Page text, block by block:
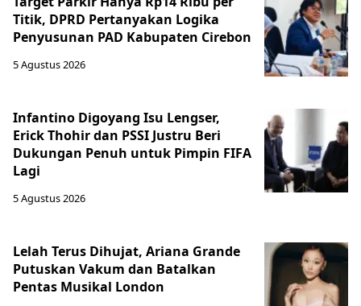
Titik, DPRD Pertanyakan Logika
Penyusunan PAD Kabupaten Cirebon
5 Agustus 2026
Infantino Digoyang Isu Lengser,
Erick Thohir dan PSSI Justru Beri
Dukungan Penuh untuk Pimpin FIFA
Lagi
5 Agustus 2026
Lelah Terus Dihujat, Ariana Grande
Putuskan Vakum dan Batalkan
Pentas Musikal London